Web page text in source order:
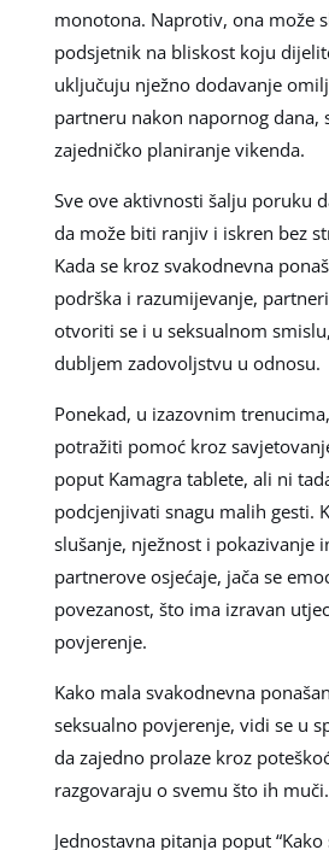
monotona. Naprotiv, ona može
podsjetnik na bliskost koju
uključuju nježno dodavanje
partneru nakon napornog dana,
zajedničko planiranje vikenda.
Sve ove aktivnosti šalju poruku
da može biti ranjiv i iskren bez
Kada se kroz svakodnevna
podrška i razumijevanje,
otvoriti se i u seksualnom
dubljem zadovoljstvu u odnosu.
Ponekad, u izazovnim
potražiti pomoć kroz
poput Kamagra tablete, ali ni
podcjenjivati snagu malih gesti.
slušanje, nježnost i pokazivanje
partnerove osjećaje, jača se
povezanost, što ima izravan
povjerenje.
Kako mala svakodnevna
seksualno povjerenje, vidi se u
da zajedno prolaze kroz
razgovaraju o svemu što ih muči.
Jednostavna pitanja poput “Kako